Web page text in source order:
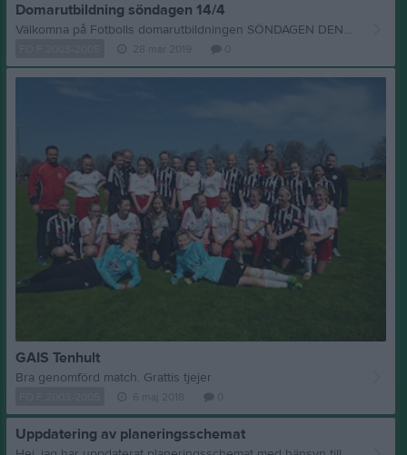
Domarutbildning söndagen 14/4
Välkomna på Fotbolls domarutbildningen SÖNDAGEN DEN 14/4. Tiden är 9-10.30 för domare som vill döma 3-3, 5-5 och 7-7. Kl. 9-12 för domare som vill döma 9-9 och 11-11. Alla som känner sig sugna är VÄLKOMNA, ju fler desto bättre. Jag vill ha anmälningarna senast måndagen den 8/4. Mvh. Catarina 0704965833
GAIS Tenhult
Bra genomförd match. Grattis tjejer
Uppdatering av planeringsschemat